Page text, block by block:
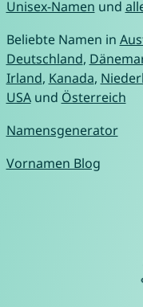
Unisex-Namen und
Beliebte Namen in
Deutschland,
Irland, Kanada,
USAund Österreich
Namensgenerator
Vornamen Blog